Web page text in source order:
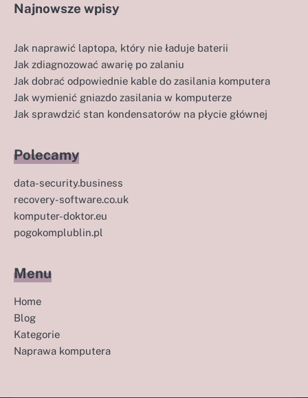
Najnowsze wpisy
Jak naprawić laptopa, który nie ładuje baterii
Jak zdiagnozować awarię po zalaniu
Jak dobrać odpowiednie kable do zasilania komputera
Jak wymienić gniazdo zasilania w komputerze
Jak sprawdzić stan kondensatorów na płycie głównej
Polecamy
data-security.business
recovery-software.co.uk
komputer-doktor.eu
pogokomplublin.pl
Menu
Home
Blog
Kategorie
Naprawa komputera